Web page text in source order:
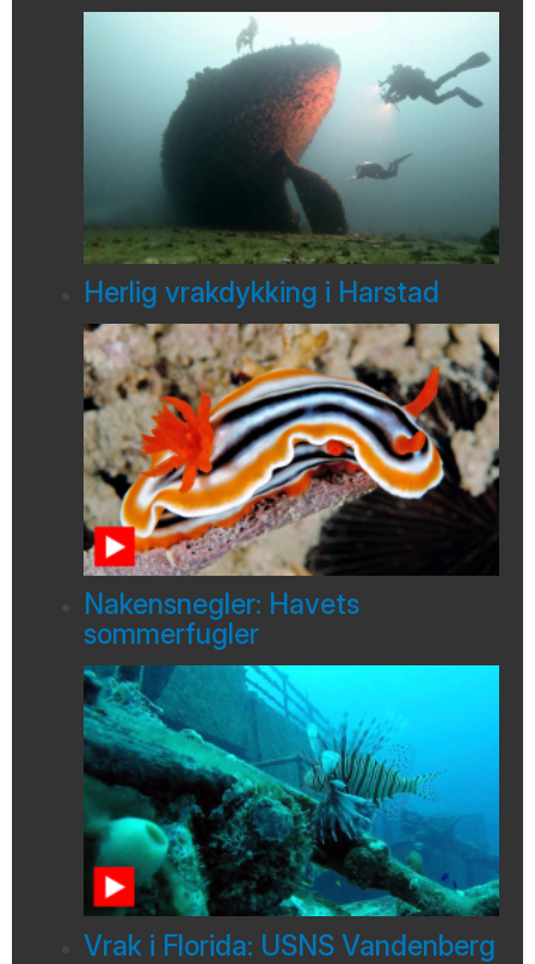
Herlig vrakdykking i Harstad
Nakensnegler: Havets
sommerfugler
Vrak i Florida: USNS Vandenberg